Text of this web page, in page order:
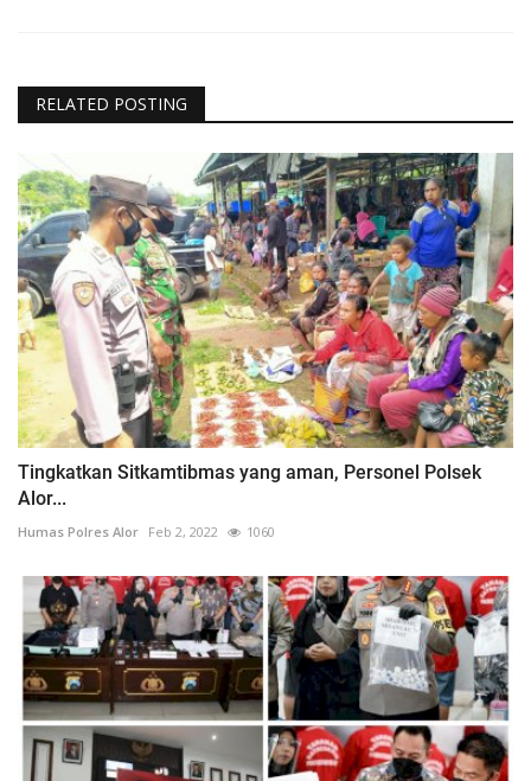
RELATED POSTING
Tingkatkan Sitkamtibmas yang aman, Personel Polsek
Alor...
Humas Polres Alor Feb 2, 2022 1060